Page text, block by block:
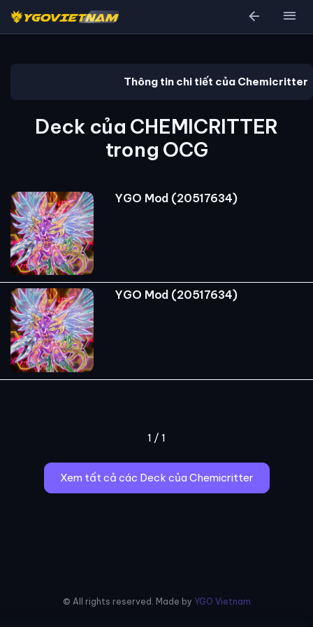
arrow_back menu
Thông tin chi tiết của Chemicritter
Deck của CHEMICRITTER
trong OCG
YGO Mod (20517634)
YGO Mod (20517634)
1 / 1
Xem tất cả các Deck của Chemicritter
© All rights reserved. Made by YGO Vietnam